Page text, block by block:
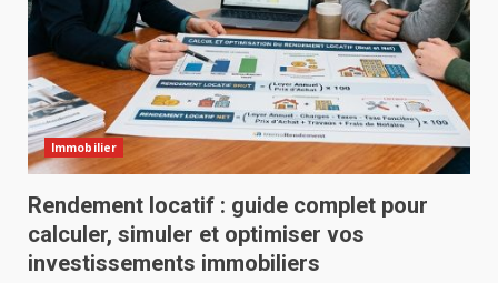
Immobilier
Rendement locatif : guide complet pour
calculer, simuler et optimiser vos
investissements immobiliers